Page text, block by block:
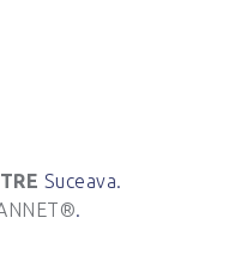
Suceava.
.